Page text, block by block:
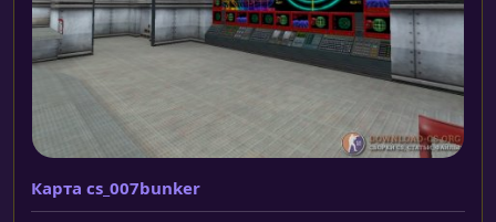
Карта cs_007bunker